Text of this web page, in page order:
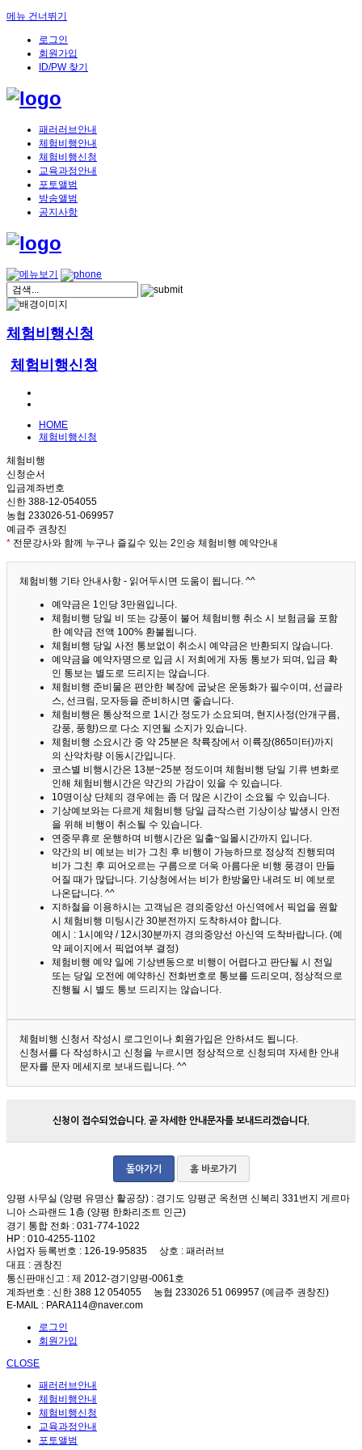
메뉴 건너뛰기
로그인
회원가입
ID/PW 찾기
패러러브안내
체험비행안내
체험비행신청
교육과정안내
포토앨범
방송앨범
공지사항
체험비행신청
체험비행신청
HOME
체험비행신청
체험비행
신청순서
입금계좌번호
신한 388-12-054055
농협 233026-51-069957
예금주 권창진
* 전문강사와 함께 누구나 즐길수 있는 2인승 체험비행 예약안내
체험비행 기타 안내사항 - 읽어두시면 도움이 됩니다. ^^
예약금은 1인당 3만원입니다.
체험비행 당일 비 또는 강풍이 불어 체험비행 취소 시 보험금을 포함
한 예약금 전액 100% 환불됩니다.
체험비행 당일 사전 통보없이 취소시 예약금은 반환되지 않습니다.
예약금을 예약자명으로 입금 시 저희에게 자동 통보가 되며, 입금 확
인 통보는 별도로 드리지는 않습니다.
체험비행 준비물은 편안한 복장에 굽낮은 운동화가 필수이며, 선글라
스, 선크림, 모자등을 준비하시면 좋습니다.
체험비행은 통상적으로 1시간 정도가 소요되며, 현지사정(안개구름,
강풍, 풍향)으로 다소 지연될 소지가 있습니다.
체험비행 소요시간 중 약 25분은 착륙장에서 이륙장(865미터)까지
의 산악차량 이동시간입니다.
코스별 비행시간은 13분~25분 정도이며 체험비행 당일 기류 변화로
인해 체험비행시간은 약간의 가감이 있을 수 있습니다.
10명이상 단체의 경우에는 좀 더 많은 시간이 소요될 수 있습니다.
기상예보와는 다르게 체험비행 당일 급작스런 기상이상 발생시 안전
을 위해 비행이 취소될 수 있습니다.
연중무휴로 운행하며 비행시간은 일출~일몰시간까지 입니다.
약간의 비 예보는 비가 그친 후 비행이 가능하므로 정상적 진행되며
비가 그친 후 피어오르는 구름으로 더욱 아름다운 비행 풍경이 만들
어질 때가 많답니다. 기상청에서는 비가 한방울만 내려도 비 예보로
나온답니다. ^^
지하철을 이용하시는 고객님은 경의중앙선 아신역에서 픽업을 원할
시 체험비행 미팅시간 30분전까지 도착하셔야 합니다.
예시 : 1시예약 / 12시30분까지 경의중앙선 아신역 도착바랍니다. (예
약 페이지에서 픽업여부 결정)
체험비행 예약 일에 기상변동으로 비행이 어렵다고 판단될 시 전일
또는 당일 오전에 예약하신 전화번호로 통보를 드리오며, 정상적으로
진행될 시 별도 통보 드리지는 않습니다.
체험비행 신청서 작성시 로그인이나 회원가입은 안하셔도 됩니다.
신청서를 다 작성하시고 신청을 누르시면 정상적으로 신청되며 자세한 안내
문자를 문자 메세지로 보내드립니다. ^^
신청이 접수되었습니다. 곧 자세한 안내문자를 보내드리겠습니다.
돌아가기 홈 바로가기
양평 사무실 (양평 유명산 활공장) : 경기도 양평군 옥천면 신복리 331번지 게르마
니아 스파랜드 1층 (양평 한화리조트 인근)
경기 통합 전화 : 031-774-1022
HP : 010-4255-1102
사업자 등록번호 : 126-19-95835 상호 : 패러러브
대표 : 권창진
통신판매신고 : 제 2012-경기양평-0061호
계좌번호 : 신한 388 12 054055 농협 233026 51 069957 (예금주 권창진)
E-MAIL : PARA114@naver.com
로그인
회원가입
CLOSE
패러러브안내
체험비행안내
체험비행신청
교육과정안내
포토앨범